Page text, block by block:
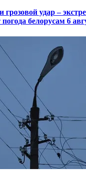
грозовой удар –
белорусам 6